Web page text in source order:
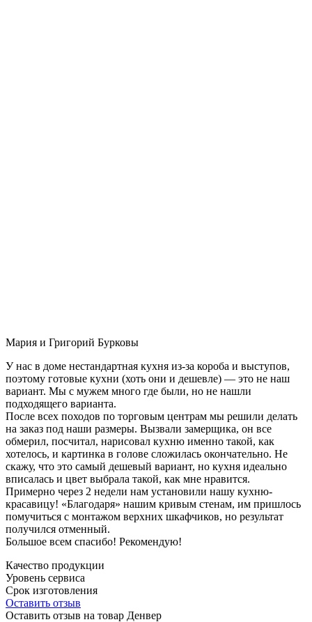
Мария и Григорий Бурковы
У нас в доме нестандартная кухня из-за короба и выступов,
поэтому готовые кухни (хоть они и дешевле) — это не наш
вариант. Мы с мужем много где были, но не нашли
подходящего варианта.
После всех походов по торговым центрам мы решили делать
на заказ под наши размеры. Вызвали замерщика, он все
обмерил, посчитал, нарисовал кухню именно такой, как
хотелось, и картинка в голове сложилась окончательно. Не
скажу, что это самый дешевый вариант, но кухня идеально
вписалась и цвет выбрала такой, как мне нравится.
Примерно через 2 недели нам установили нашу кухню-
красавицу! «Благодаря» нашим кривым стенам, им пришлось
помучиться с монтажом верхних шкафчиков, но результат
получился отменный.
Большое всем спасибо! Рекомендую!
Качество продукции
Уровень сервиса
Срок изготовления
Оставить отзыв
Оставить отзыв на товар Денвер